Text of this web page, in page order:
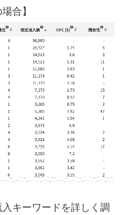
合】
キーワードを詳しく調